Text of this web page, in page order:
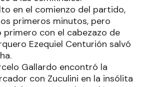
en el comienzo del partido,
primeros minutos, pero
con el cabezazo de
Ezequiel Centurión salvó
Gallardo encontró la
con Zuculini en la insólita